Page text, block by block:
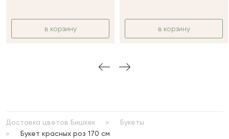
в корзину в корзину
Доставка цветов Бишкек
Букеты
Букет красных роз 170 см